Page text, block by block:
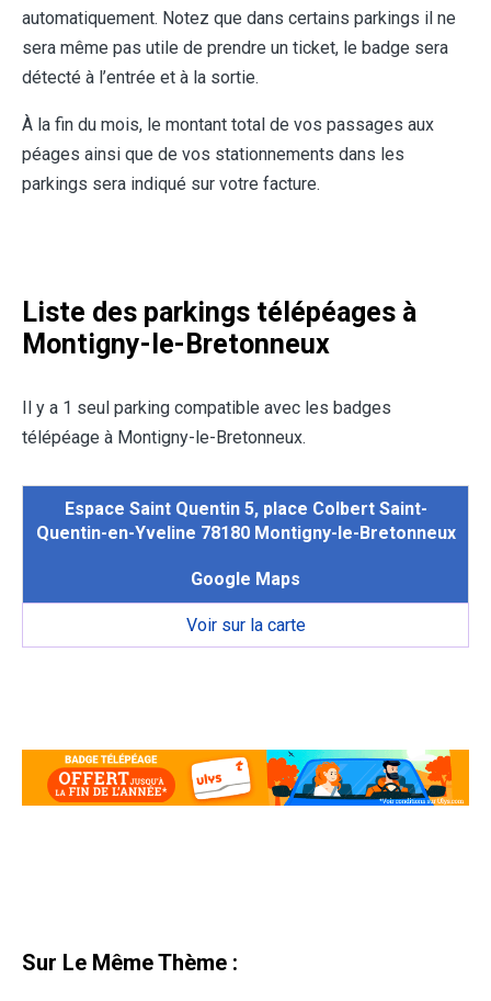
automatiquement. Notez que dans certains parkings il ne
sera même pas utile de prendre un ticket, le badge sera
détecté à l’entrée et à la sortie.
À la fin du mois, le montant total de vos passages aux
péages ainsi que de vos stationnements dans les
parkings sera indiqué sur votre facture.
Liste des parkings télépéages à
Montigny-le-Bretonneux
Il y a 1 seul parking compatible avec les badges
télépéage à Montigny-le-Bretonneux.
Espace Saint Quentin 5, place Colbert Saint-
Quentin-en-Yveline 78180 Montigny-le-Bretonneux
Google Maps
Voir sur la carte
Sur Le Même Thème :